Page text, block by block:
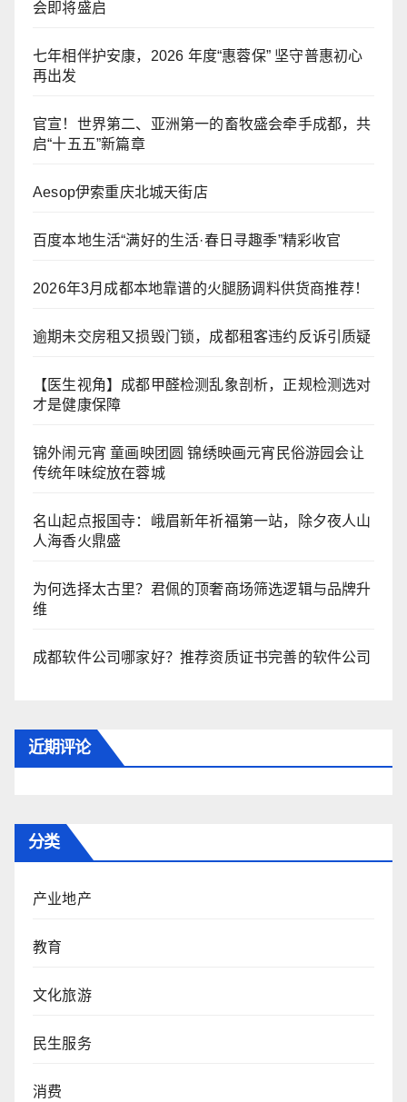
会即将盛启
七年相伴护安康，2026 年度“惠蓉保” 坚守普惠初心
再出发
官宣！世界第二、亚洲第一的畜牧盛会牵手成都，共
启“十五五”新篇章
Aesop伊索重庆北城天街店
百度本地生活“满好的生活·春日寻趣季”精彩收官
2026年3月成都本地靠谱的火腿肠调料供货商推荐！
逾期未交房租又损毁门锁，成都租客违约反诉引质疑
【医生视角】成都甲醛检测乱象剖析，正规检测选对
才是健康保障
锦外闹元宵 童画映团圆 锦绣映画元宵民俗游园会让
传统年味绽放在蓉城
名山起点报国寺：峨眉新年祈福第一站，除夕夜人山
人海香火鼎盛
为何选择太古里？君佩的顶奢商场筛选逻辑与品牌升
维
成都软件公司哪家好？推荐资质证书完善的软件公司
近期评论
分类
产业地产
教育
文化旅游
民生服务
消费